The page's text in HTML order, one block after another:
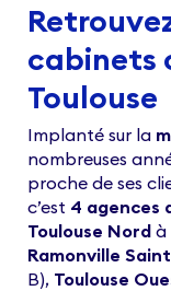
cabinets
Toulouse
Implanté sur la
nombreuses
proche de ses
c’est 4 agences
Toulouse Nord à
Ramonville
B), Toulouse